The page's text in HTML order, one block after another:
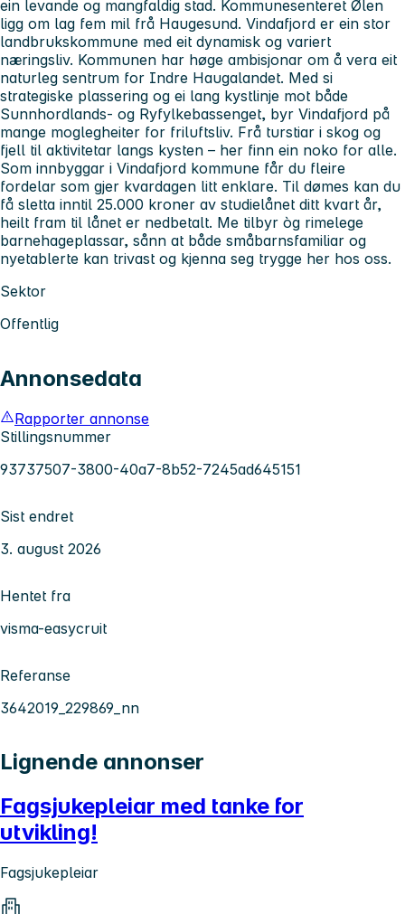
ein levande og mangfaldig stad. Kommunesenteret Ølen
ligg om lag fem mil frå Haugesund. Vindafjord er ein stor
landbrukskommune med eit dynamisk og variert
næringsliv. Kommunen har høge ambisjonar om å vera eit
naturleg sentrum for Indre Haugalandet. Med si
strategiske plassering og ei lang kystlinje mot både
Sunnhordlands- og Ryfylkebassenget, byr Vindafjord på
mange moglegheiter for friluftsliv. Frå turstiar i skog og
fjell til aktivitetar langs kysten – her finn ein noko for alle.
Som innbyggar i Vindafjord kommune får du fleire
fordelar som gjer kvardagen litt enklare. Til dømes kan du
få sletta inntil 25.000 kroner av studielånet ditt kvart år,
heilt fram til lånet er nedbetalt. Me tilbyr òg rimelege
barnehageplassar, sånn at både småbarnsfamiliar og
nyetablerte kan trivast og kjenna seg trygge her hos oss.
Sektor
Offentlig
Annonsedata
Rapporter annonse
Stillingsnummer
93737507-3800-40a7-8b52-7245ad645151
Sist endret
3. august 2026
Hentet fra
visma-easycruit
Referanse
3642019_229869_nn
Lignende annonser
Fagsjukepleiar med tanke for
utvikling!
Fagsjukepleiar